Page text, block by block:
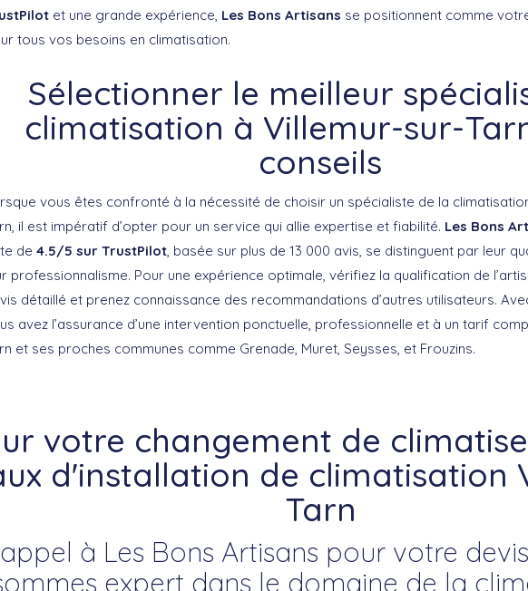
et une grande expérience, Les Bons Artisans se positionnent comme
tous vos besoins en climatisation.
Sélectionner le meilleur
climatisation à Villemur-sur-
conseils
vous êtes confronté à la nécessité de choisir un spécialiste de la
il est impératif d’opter pour un service qui allie expertise et fiabilité. Les Bons
de 4.5/5 sur TrustPilot, basée sur plus de 13 000 avis, se distinguent par leur
professionnalisme. Pour une expérience optimale, vérifiez la qualification de
détaillé et prenez connaissance des recommandations d’autres utilisateurs.
avez l’assurance d’une intervention ponctuelle, professionnelle et à un tarif
et ses proches communes comme Grenade, Muret, Seysses, et Frouzins.
votre changement de
d'installation de climatisation
Tarn
à Les Bons Artisans pour votre
expert dans le domaine de la